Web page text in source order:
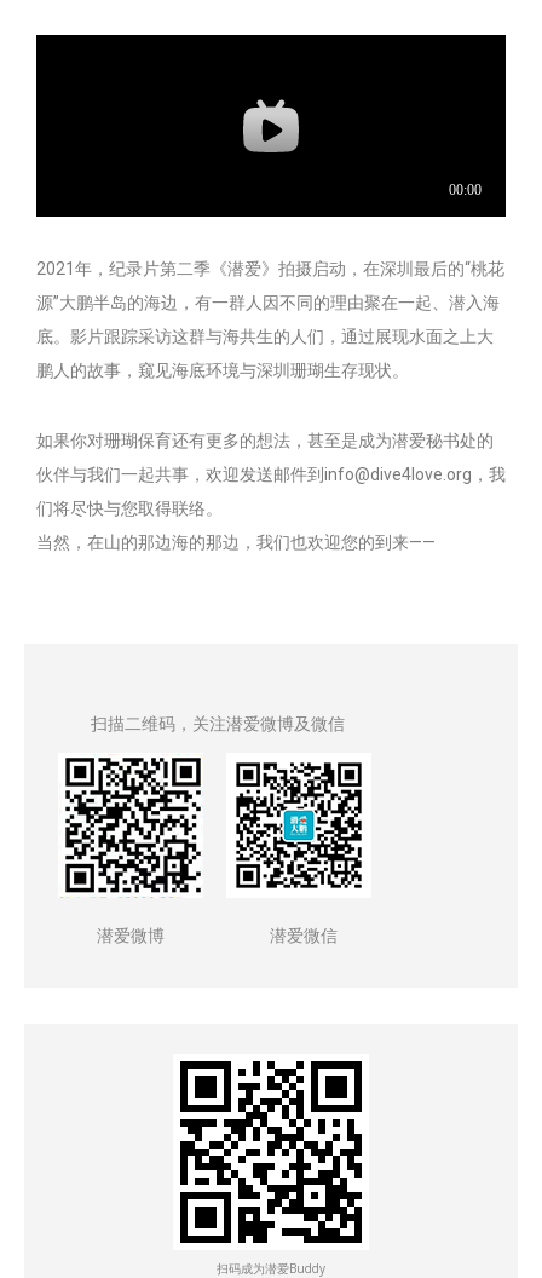
2021年，纪录片第二季《潜爱》拍摄启动，在深圳最后的“桃花
源”大鹏半岛的海边，有一群人因不同的理由聚在一起、潜入海
底。影片跟踪采访这群与海共生的人们，通过展现水面之上大
鹏人的故事，窥见海底环境与深圳珊瑚生存现状。
如果你对珊瑚保育还有更多的想法，甚至是成为潜爱秘书处的
伙伴与我们一起共事，欢迎发送邮件到info@dive4love.org，我
们将尽快与您取得联络。
当然，在山的那边海的那边，我们也欢迎您的到来——
扫描二维码，关注潜爱微博及微信
潜爱微博 潜爱微信
扫码成为潜爱Buddy